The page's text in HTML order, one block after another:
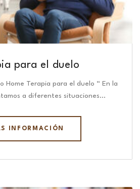
para el duelo
Home Terapia para el duelo “ En la
a diferentes situaciones…
INFORMACIÓN